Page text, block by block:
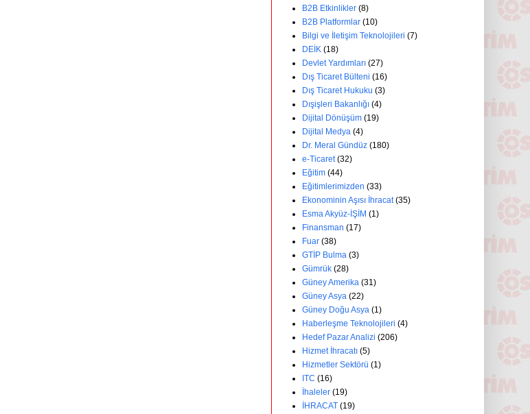
B2B Etkinlikler (8)
B2B Platformlar (10)
Bilgi ve İletişim Teknolojileri (7)
DEİK (18)
Devlet Yardımları (27)
Dış Ticaret Bülteni (16)
Dış Ticaret Hukuku (3)
Dışişleri Bakanlığı (4)
Dijital Dönüşüm (19)
Dijital Medya (4)
Dr. Meral Gündüz (180)
e-Ticaret (32)
Eğitim (44)
Eğitimlerimizden (33)
Ekonominin Aşısı İhracat (35)
Esma Akyüz-İŞİM (1)
Finansman (17)
Fuar (38)
GTİP Bulma (3)
Gümrük (28)
Güney Amerika (31)
Güney Asya (22)
Güney Doğu Asya (1)
Haberleşme Teknolojileri (4)
Hedef Pazar Analizi (206)
Hizmet İhracatı (5)
Hizmetler Sektörü (1)
ITC (16)
İhaleler (19)
İHRACAT (19)